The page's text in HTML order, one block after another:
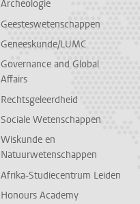
Archeologie
Geesteswetenschappen
Geneeskunde/LUMC
Governance and Global
Affairs
Rechtsgeleerdheid
Sociale Wetenschappen
Wiskunde en
Natuurwetenschappen
Afrika-Studiecentrum Leiden
Honours Academy